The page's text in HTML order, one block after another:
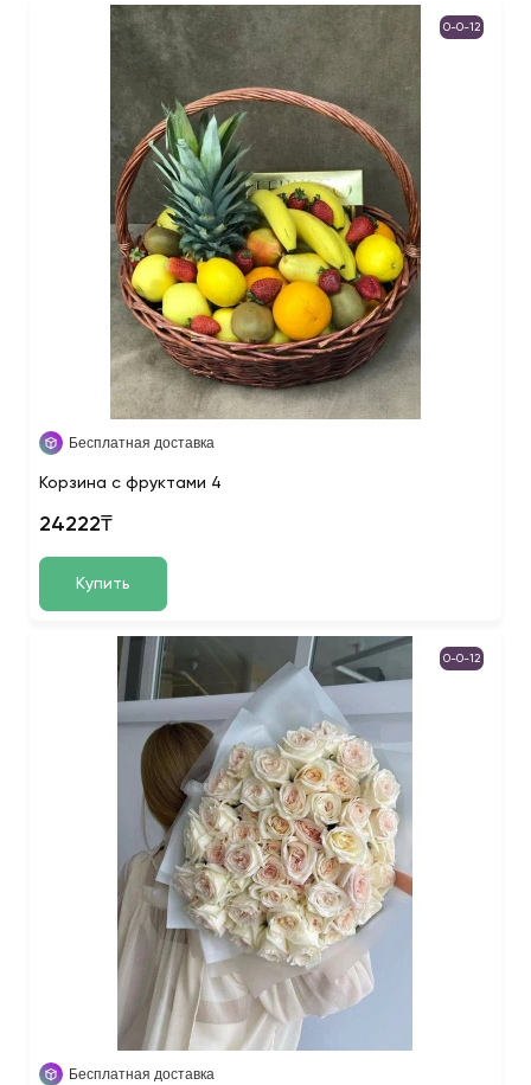
0-0-12
Бесплатная доставка
Корзина с фруктами 4
24222₸
Купить
0-0-12
Бесплатная доставка